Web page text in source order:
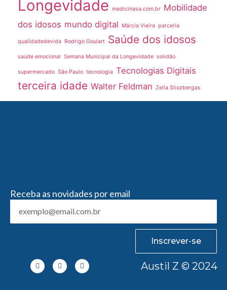
Longevidade medicinasa.com.br Mobilidade
dos idosos mundo digital Márcia Vieira parceria
qualidadedevida Rodrigo Goulart Saúde dos idosos
saúde emocional Semana Municipal da Longevidade solidão
supermercado São Paulo tecnologia Tecnologias Digitais
terceira idade Walter Feldman Zeila Sliozbergas
Receba as novidades por email
Inscrever-se
Austil Z © 2024